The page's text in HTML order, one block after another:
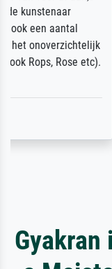
Ehefrau
auch
zugestellt